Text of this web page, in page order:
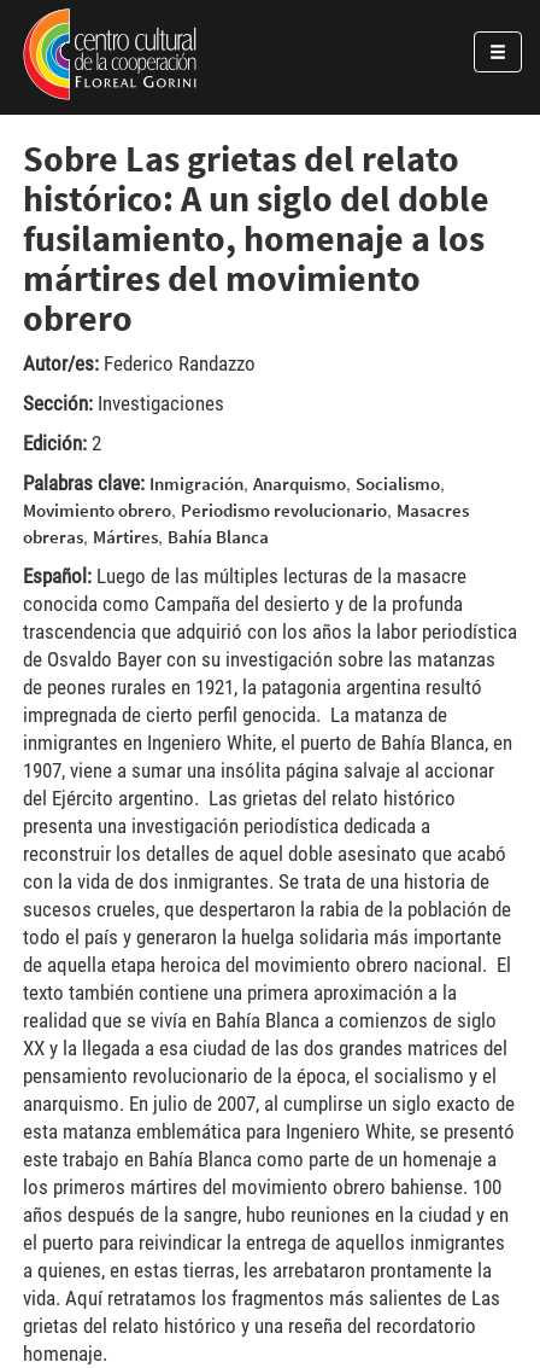
Pasar al contenido principal
Jump to main content
Sobre Las grietas del relato
histórico: A un siglo del doble
fusilamiento, homenaje a los
mártires del movimiento
obrero
Autor/es: Federico Randazzo
Sección: Investigaciones
Edición: 2
Palabras clave: Inmigración, Anarquismo, Socialismo,
Movimiento obrero, Periodismo revolucionario, Masacres
obreras, Mártires, Bahía Blanca
Español: Luego de las múltiples lecturas de la masacre
conocida como Campaña del desierto y de la profunda
trascendencia que adquirió con los años la labor periodística
de Osvaldo Bayer con su investigación sobre las matanzas
de peones rurales en 1921, la patagonia argentina resultó
impregnada de cierto perfil genocida. La matanza de
inmigrantes en Ingeniero White, el puerto de Bahía Blanca, en
1907, viene a sumar una insólita página salvaje al accionar
del Ejército argentino. Las grietas del relato histórico
presenta una investigación periodística dedicada a
reconstruir los detalles de aquel doble asesinato que acabó
con la vida de dos inmigrantes. Se trata de una historia de
sucesos crueles, que despertaron la rabia de la población de
todo el país y generaron la huelga solidaria más importante
de aquella etapa heroica del movimiento obrero nacional. El
texto también contiene una primera aproximación a la
realidad que se vivía en Bahía Blanca a comienzos de siglo
XX y la llegada a esa ciudad de las dos grandes matrices del
pensamiento revolucionario de la época, el socialismo y el
anarquismo. En julio de 2007, al cumplirse un siglo exacto de
esta matanza emblemática para Ingeniero White, se presentó
este trabajo en Bahía Blanca como parte de un homenaje a
los primeros mártires del movimiento obrero bahiense. 100
años después de la sangre, hubo reuniones en la ciudad y en
el puerto para reivindicar la entrega de aquellos inmigrantes
a quienes, en estas tierras, les arrebataron prontamente la
vida. Aquí retratamos los fragmentos más salientes de Las
grietas del relato histórico y una reseña del recordatorio
homenaje.